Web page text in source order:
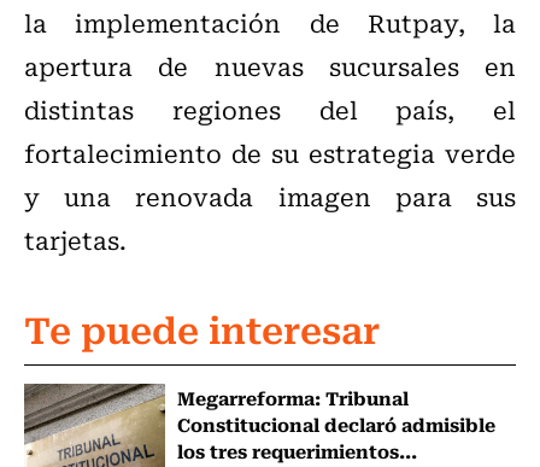
la implementación de Rutpay, la
apertura de nuevas sucursales en
distintas regiones del país, el
fortalecimiento de su estrategia verde
y una renovada imagen para sus
tarjetas.
Te puede interesar
Megarreforma: Tribunal
Constitucional declaró admisible
los tres requerimientos...